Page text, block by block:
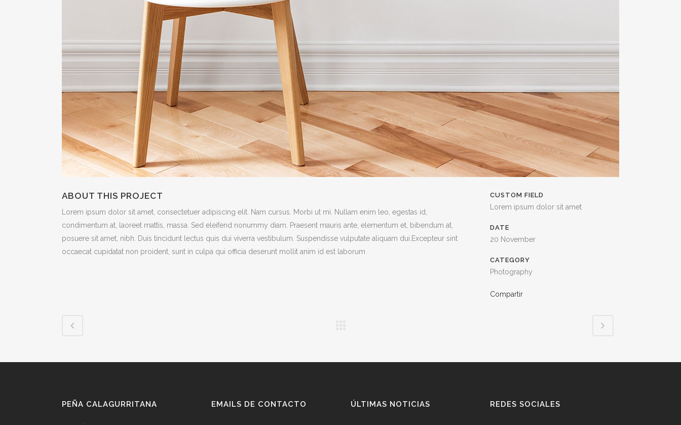
ABOUT THIS PROJECT
Lorem ipsum dolor sit amet, consectetuer adipiscing elit. Nam cursus. Morbi ut mi. Nullam enim leo, egestas id,
condimentum at, laoreet mattis, massa. Sed eleifend nonummy diam. Praesent mauris ante, elementum et, bibendum at,
posuere sit amet, nibh. Duis tincidunt lectus quis dui viverra vestibulum. Suspendisse vulputate aliquam dui.Excepteur sint
occaecat cupidatat non proident, sunt in culpa qui officia deserunt mollit anim id est laborum
CUSTOM FIELD
Lorem ipsum dolor sit amet
DATE
20 November
CATEGORY
Photography
Compartir
PEÑA CALAGURRITANA EMAILS DE CONTACTO ÚLTIMAS NOTICIAS REDES SOCIALES